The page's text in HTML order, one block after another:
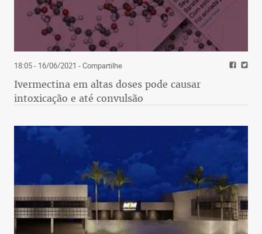
18:05 - 16/06/2021 - Compartilhe
Ivermectina em altas doses pode causar
intoxicação e até convulsão